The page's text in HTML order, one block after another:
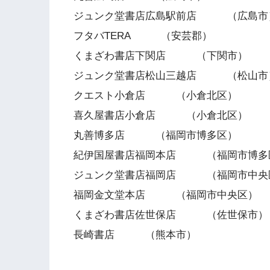
ジュンク堂書店広島駅前店 （広島市
フタバTERA （安芸郡）
くまざわ書店下関店 （下関市）
ジュンク堂書店松山三越店 （松山市
クエスト小倉店 （小倉北区）
喜久屋書店小倉店 （小倉北区）
丸善博多店 （福岡市博多区）
紀伊国屋書店福岡本店 （福岡市博多
ジュンク堂書店福岡店 （福岡市中央
福岡金文堂本店 （福岡市中央区）
くまざわ書店佐世保店 （佐世保市）
長崎書店 （熊本市）